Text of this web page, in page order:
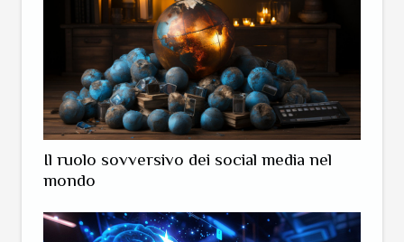
Il ruolo sovversivo dei social media nel
mondo